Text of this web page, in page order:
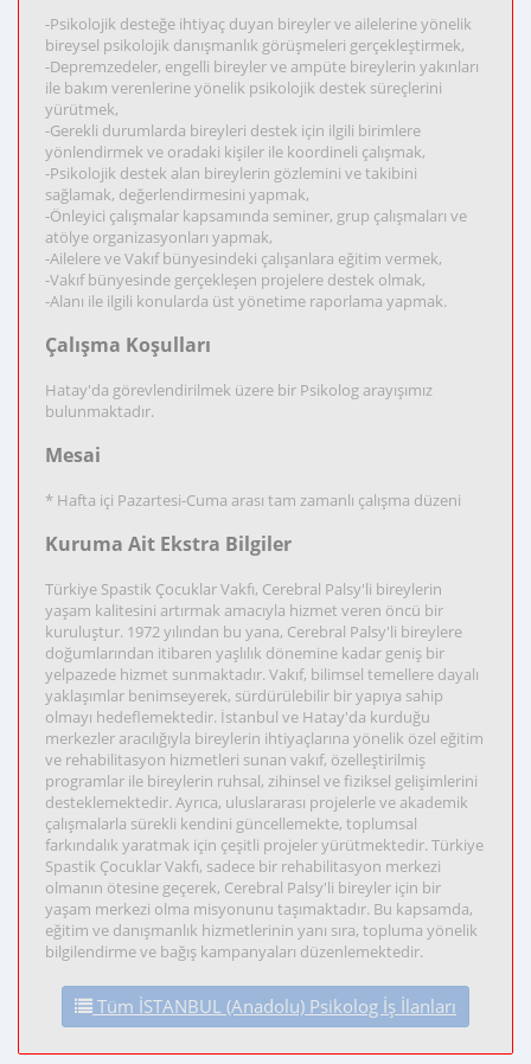
-Psikolojik desteğe ihtiyaç duyan bireyler ve ailelerine yönelik
bireysel psikolojik danışmanlık görüşmeleri gerçekleştirmek,
-Depremzedeler, engelli bireyler ve ampüte bireylerin yakınları
ile bakım verenlerine yönelik psikolojik destek süreçlerini
yürütmek,
-Gerekli durumlarda bireyleri destek için ilgili birimlere
yönlendirmek ve oradaki kişiler ile koordineli çalışmak,
-Psikolojik destek alan bireylerin gözlemini ve takibini
sağlamak, değerlendirmesini yapmak,
-Önleyici çalışmalar kapsamında seminer, grup çalışmaları ve
atölye organizasyonları yapmak,
-Ailelere ve Vakıf bünyesindeki çalışanlara eğitim vermek,
-Vakıf bünyesinde gerçekleşen projelere destek olmak,
-Alanı ile ilgili konularda üst yönetime raporlama yapmak.
Çalışma Koşulları
Hatay'da görevlendirilmek üzere bir Psikolog arayışımız
bulunmaktadır.
Mesai
* Hafta içi Pazartesi-Cuma arası tam zamanlı çalışma düzeni
Kuruma Ait Ekstra Bilgiler
Türkiye Spastik Çocuklar Vakfı, Cerebral Palsy'li bireylerin
yaşam kalitesini artırmak amacıyla hizmet veren öncü bir
kuruluştur. 1972 yılından bu yana, Cerebral Palsy'li bireylere
doğumlarından itibaren yaşlılık dönemine kadar geniş bir
yelpazede hizmet sunmaktadır. Vakıf, bilimsel temellere dayalı
yaklaşımlar benimseyerek, sürdürülebilir bir yapıya sahip
olmayı hedeflemektedir. İstanbul ve Hatay'da kurduğu
merkezler aracılığıyla bireylerin ihtiyaçlarına yönelik özel eğitim
ve rehabilitasyon hizmetleri sunan vakıf, özelleştirilmiş
programlar ile bireylerin ruhsal, zihinsel ve fiziksel gelişimlerini
desteklemektedir. Ayrıca, uluslararası projelerle ve akademik
çalışmalarla sürekli kendini güncellemekte, toplumsal
farkındalık yaratmak için çeşitli projeler yürütmektedir. Türkiye
Spastik Çocuklar Vakfı, sadece bir rehabilitasyon merkezi
olmanın ötesine geçerek, Cerebral Palsy'li bireyler için bir
yaşam merkezi olma misyonunu taşımaktadır. Bu kapsamda,
eğitim ve danışmanlık hizmetlerinin yanı sıra, topluma yönelik
bilgilendirme ve bağış kampanyaları düzenlemektedir.
Tüm İSTANBUL (Anadolu) Psikolog İş İlanları